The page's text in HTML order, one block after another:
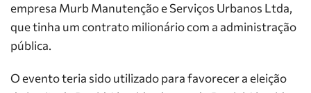
empresa Murb Manutenção e Serviços Urbanos Ltda,
que tinha um contrato milionário com a administração
pública.
O evento teria sido utilizado para favorecer a eleição